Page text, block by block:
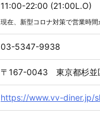
11:00-22:00 (21:00L.O)
現在、新型コロナ対策で営業時
03-5347-9938
〒167-0043 東京都杉
https://www.vv-diner.jp/